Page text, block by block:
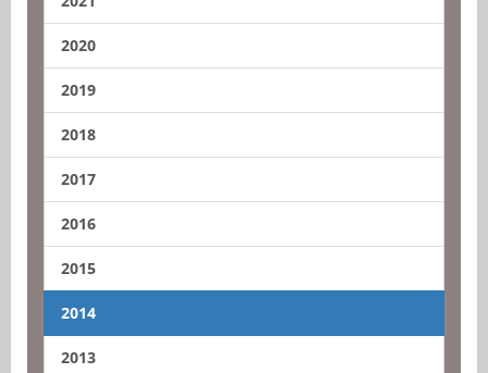
2020
2019
2018
2017
2016
2015
2014
2013